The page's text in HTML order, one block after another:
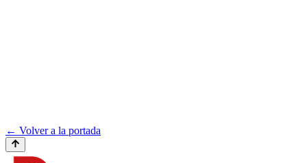
← Volver a la portada